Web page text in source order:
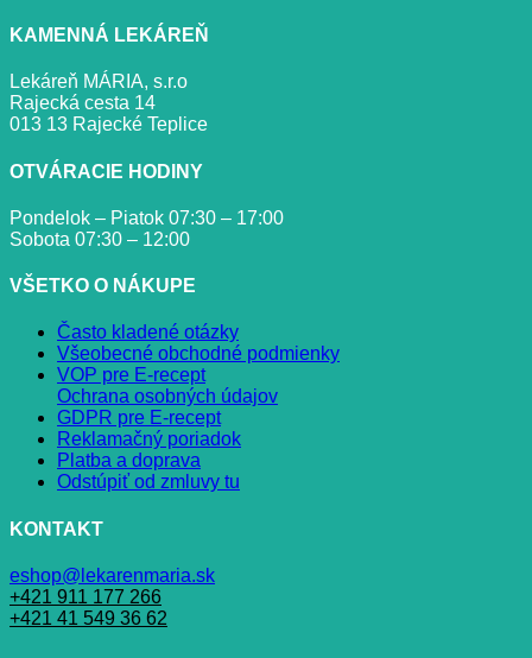
KAMENNÁ LEKÁREŇ
Lekáreň MÁRIA, s.r.o
Rajecká cesta 14
013 13 Rajecké Teplice
OTVÁRACIE HODINY
Pondelok – Piatok 07:30 – 17:00
Sobota 07:30 – 12:00
VŠETKO O NÁKUPE
Často kladené otázky
Všeobecné obchodné podmienky
VOP pre E-recept
Ochrana osobných údajov
GDPR pre E-recept
Reklamačný poriadok
Platba a doprava
Odstúpiť od zmluvy tu
KONTAKT
eshop@lekarenmaria.sk
+421 911 177 266
+421 41 549 36 62